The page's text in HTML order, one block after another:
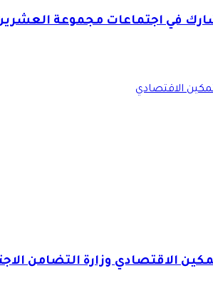
في اجتماعات مجموعة العشرين
الاقتصادي وزارة التضامن